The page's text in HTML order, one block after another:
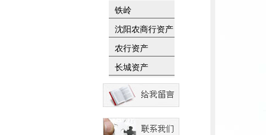
铁岭
沈阳农商行资产
农行资产
长城资产